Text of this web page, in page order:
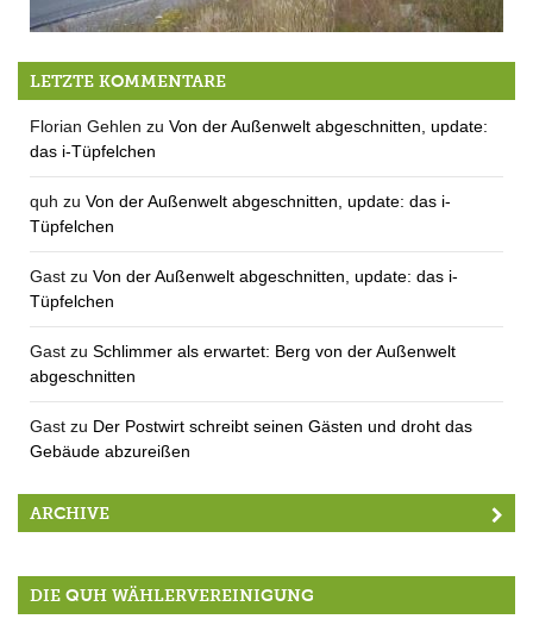
Rechts blinken, links abbiegen, kreis verkehren
LETZTE KOMMENTARE
Florian Gehlen zu Von der Außenwelt abgeschnitten, update:
das i-Tüpfelchen
quh zu Von der Außenwelt abgeschnitten, update: das i-
Tüpfelchen
Gast zu Von der Außenwelt abgeschnitten, update: das i-
Tüpfelchen
Gast zu Schlimmer als erwartet: Berg von der Außenwelt
abgeschnitten
Gast zu Der Postwirt schreibt seinen Gästen und droht das
Gebäude abzureißen
ARCHIVE
DIE QUH WÄHLERVEREINIGUNG